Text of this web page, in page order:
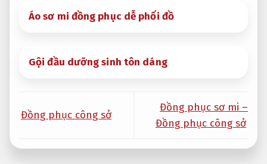
Áo sơ mi đồng phục dễ phối đồ
Gội đầu dưỡng sinh tôn dáng
Đồng phục công sở
Đồng phục sơ mi –
Đồng phục công sở